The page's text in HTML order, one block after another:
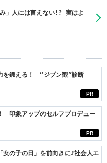
」人には言えない!? 実はよ
PR
を鍛える！ “ジブン観”診断
PR
印象アップのセルフプロデュー
女の子の日」を前向きに♪社会人エ